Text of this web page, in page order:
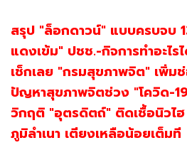
สรุป "ล็อกดาวน์" แบบครบจบ
แดงเข้ม" ปชช.-กิจการทำอะไร
เช็กเลย "กรมสุขภาพจิต" เพิ่ม
ปัญหาสุขภาพจิตช่วง "โควิด-
วิกฤติ "อุตรดิตถ์" ติดเชื้อนิวไ
ภูมิลำเนา เตียงเหลือน้อยเต็มที